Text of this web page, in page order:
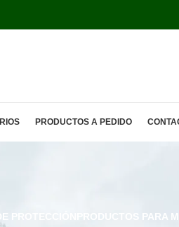
PRODUCTOS A PEDIDO
PROTECCIÓN
PRODUCTOS PARA